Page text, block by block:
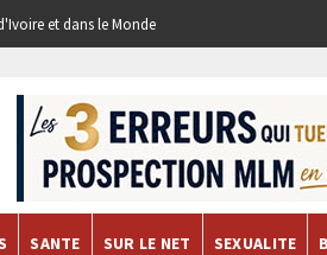
et dans le Monde
SANTE SUR LE NET SEXUALITE